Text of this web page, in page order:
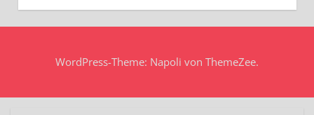
WordPress-Theme: Napoli von ThemeZee.